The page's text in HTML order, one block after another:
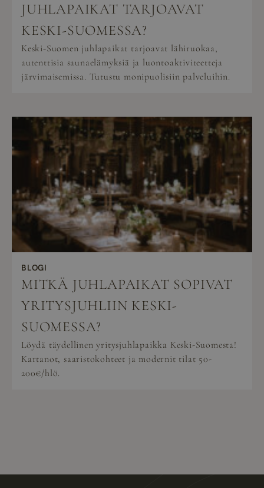
JUHLAPAIKAT TARJOAVAT
KESKI-SUOMESSA?
Keski-Suomen juhlapaikat tarjoavat lähiruokaa,
autenttisia saunaelämyksiä ja luontoaktiviteetteja
järvimaisemissa. Tutustu monipuolisiin palveluihin.
BLOGI
MITKÄ JUHLAPAIKAT SOPIVAT
YRITYSJUHLIIN KESKI-
SUOMESSA?
Löydä täydellinen yritysjuhlapaikka Keski-Suomesta!
Kartanot, saaristokohteet ja modernit tilat 50-
200€/hlö.